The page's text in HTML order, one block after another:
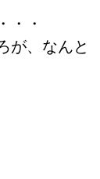
・・
が、なんと